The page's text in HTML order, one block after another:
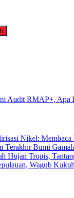
Audit RMAP+, Apa
Nikel:
Terakhir Bumi
Hujan Tropis,
Wagub